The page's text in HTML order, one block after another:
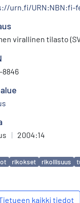
urn.fi/URN:NBN:fi-
virallinen tilasto
8846
| 2004:14
rikokset rikollisuus
kaikki tiedot